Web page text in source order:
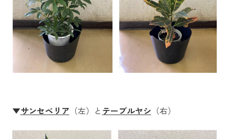
▼サンセベリア （左）と テーブルヤシ （右）